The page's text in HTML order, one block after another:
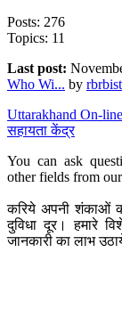
Posts: 276
Topics: 11
Last post:
Who Wi... by rbrbist
Uttarakhand On-
सहायता केंद्र
You can ask
other fields from
करिये अपनी शंकाओं
दुविधा दूर। हमारे
जानकारी का लाभ